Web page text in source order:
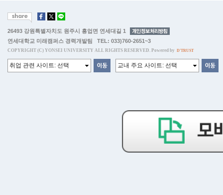
26493 강원특별자치도 원주시 흥업면 연세대길 1
연세대학교 미래캠퍼스 경력개발팀 TEL: 033)760-2651~3
COPYRIGHT (C) YONSEI UNIVERSITY ALL RIGHTS RESERVED. Powered by D'TRUST